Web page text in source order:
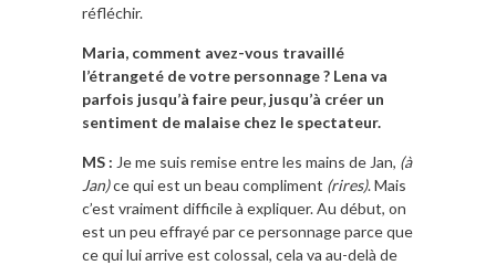
réfléchir.
Maria, comment avez-vous travaillé
l’étrangeté de votre personnage ? Lena va
parfois jusqu’à faire peur, jusqu’à créer un
sentiment de malaise chez le spectateur.
MS : Je me suis remise entre les mains de Jan, (à
Jan)ce qui est un beau compliment (rires). Mais
c’est vraiment difficile à expliquer. Au début, on
est un peu effrayé par ce personnage parce que
ce qui lui arrive est colossal, cela va au-delà de